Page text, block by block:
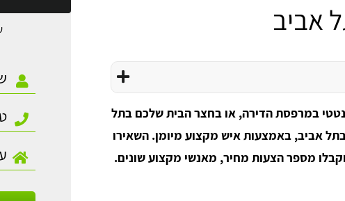
אביב
במרפסת הדירה, או בחצר הבית שלכם בתל
אביב, באמצעות איש מקצוע מיומן. השאירו
מספר הצעות מחיר, מאנשי מקצוע שונים.